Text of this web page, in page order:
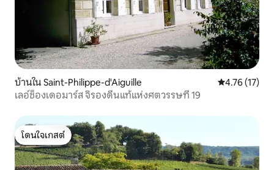
บ้านใน Saint-Philippe-d'Aiguille คะแนนเฉลี่ย
4.76 (17)
เลอ์ช็องเดอมาร์ส จิรองดีนแท้แห่งศตวรรษที่ 19
โดนใจเกสต์
โดนใจเกสต์